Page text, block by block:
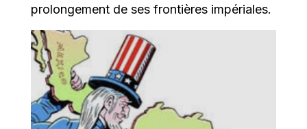
prolongement de ses frontières impériales.